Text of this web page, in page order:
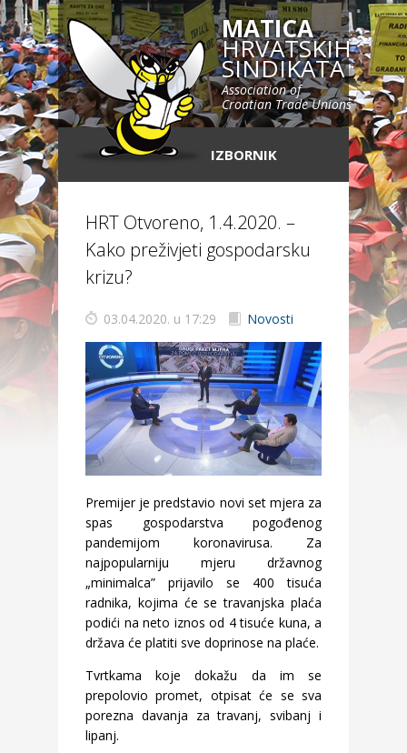
MATICA
HRVATSKIH
SINDIKATA
Association of
Croatian Trade Unions
IZBORNIK
HRT Otvoreno, 1.4.2020. –
Kako preživjeti gospodarsku
krizu?
03.04.2020. u 17:29 Novosti
Premijer je predstavio novi set mjera za
spas gospodarstva pogođenog
pandemijom koronavirusa. Za
najpopularniju mjeru državnog
„minimalca” prijavilo se 400 tisuća
radnika, kojima će se travanjska plaća
podići na neto iznos od 4 tisuće kuna, a
država će platiti sve doprinose na plaće.
Tvrtkama koje dokažu da im se
prepolovio promet, otpisat će se sva
porezna davanja za travanj, svibanj i
lipanj.